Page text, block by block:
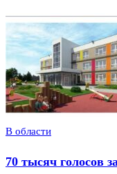
В области
70 тысяч голосов